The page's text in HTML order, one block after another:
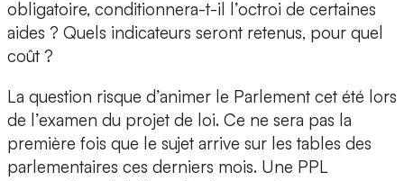
obligatoire, conditionnera-t-il l’octroi de certaines
aides ? Quels indicateurs seront retenus, pour quel
coût ?
La question risque d’animer le Parlement cet été lors
de l’examen du projet de loi. Ce ne sera pas la
première fois que le sujet arrive sur les tables des
parlementaires ces derniers mois. Une PPL